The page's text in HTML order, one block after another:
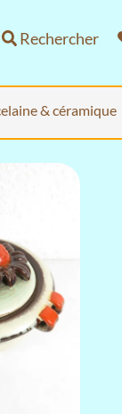
Rechercher
& céramique